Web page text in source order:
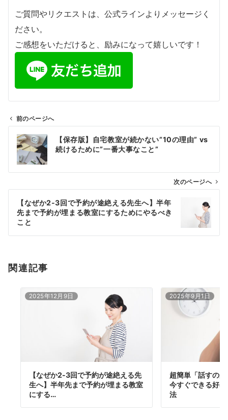
ご質問やリクエストは、公式ラインよりメッセージく
ださい。
ご感想をいただけると、励みになって嬉しいです！
ン
前のページへ
【保存版】自宅教室が続かない”10の理由” vs
続けるために”一番大事なこと”
次のページへ
【なぜか2-3回で予約が途絶える先生へ】半年
先まで予約が埋まる教室にするためにやるべき
こと
関連記事
2025年12月9日
【なぜか2-3回で予約が途絶える先
生へ】半年先まで予約が埋まる教室
にする…
2025年9月1日
超簡単「話すの
今すぐできる好
法